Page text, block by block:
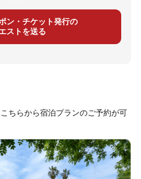
ン・チケット発行の
ストを送る
ちらから宿泊プランのご予約が可